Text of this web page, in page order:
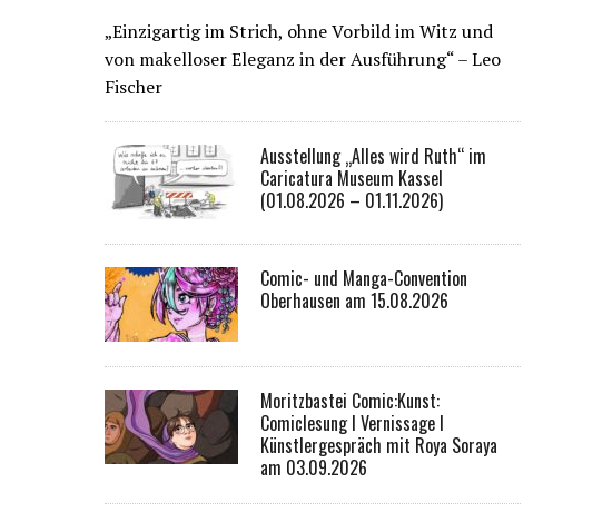
„Einzigartig im Strich, ohne Vorbild im Witz und
von makelloser Eleganz in der Ausführung“ – Leo
Fischer
Ausstellung „Alles wird Ruth“ im
Caricatura Museum Kassel
(01.08.2026 – 01.11.2026)
Comic- und Manga-Convention
Oberhausen am 15.08.2026
Moritzbastei Comic:Kunst:
Comiclesung I Vernissage I
Künstlergespräch mit Roya Soraya
am 03.09.2026